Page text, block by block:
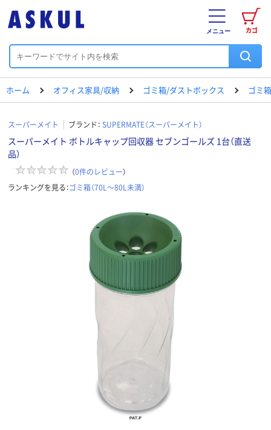
カゴ
メニュー
ホーム オフィス家具/収納 ゴミ箱/ダストボックス ゴミ
スーパーメイト ブランド： SUPERMATE（スーパーメイト）
スーパーメイト ボトルキャップ回収器 セブンゴールズ 1台（直送
品）
（0件のレビュー）
ランキングを見る：ゴミ箱（70L～80L未満）